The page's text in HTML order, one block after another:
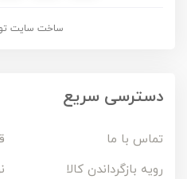
ساخت سایت
دسترسی سریع
تماس با ما
رویه بازگرداندن کالا